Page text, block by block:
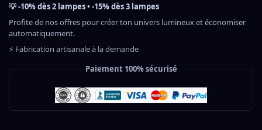
💡 -10% dès 2 lampes • -15% dès 3 lampes
Profite de nos offres pour créer ton univers lumineux et économiser
automatiquement.
⚡ Fabrication artisanale à la demande
Paiement 100% sécurisé